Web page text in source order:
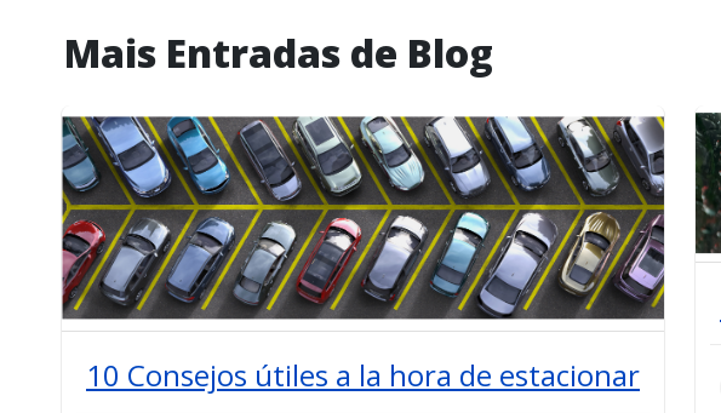
Mais Entradas de Blog
10 Consejos útiles a la hora de estacionar